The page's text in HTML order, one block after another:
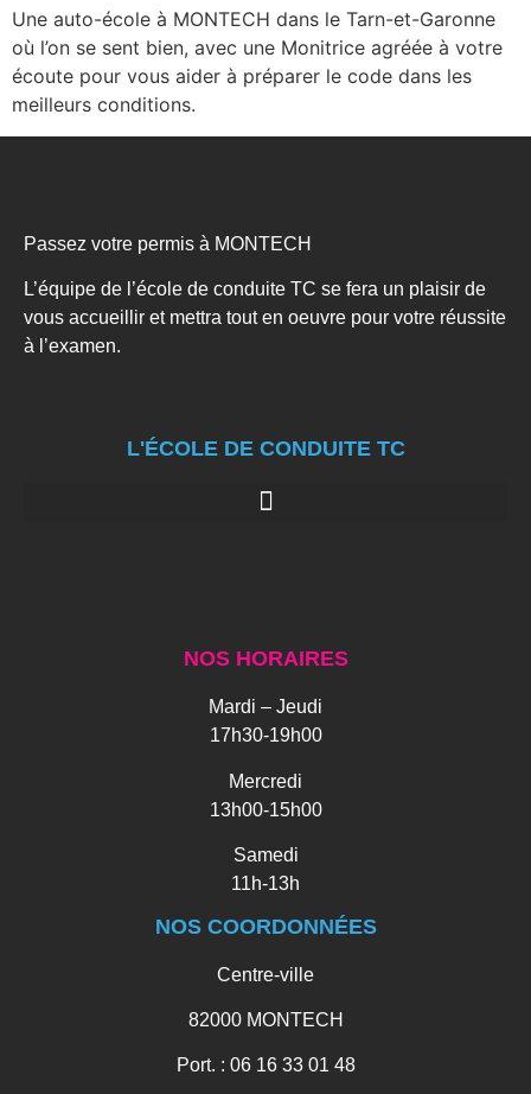
Une auto-école à MONTECH dans le Tarn-et-Garonne
où l’on se sent bien, avec une Monitrice agréée à votre
écoute pour vous aider à préparer le code dans les
meilleurs conditions.
Passez votre permis à MONTECH
L’équipe de l’école de conduite TC se fera un plaisir de
vous accueillir et mettra tout en oeuvre pour votre réussite
à l’examen.
L'ÉCOLE DE CONDUITE TC
NOS HORAIRES
Mardi – Jeudi
17h30-19h00
Mercredi
13h00-15h00
Samedi
11h-13h
NOS COORDONNÉES
Centre-ville
82000 MONTECH
Port. : 06 16 33 01 48